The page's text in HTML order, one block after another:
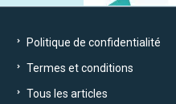
Politique de confidentialité
Termes et conditions
Tous les articles